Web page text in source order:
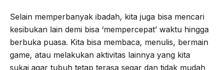
Selain memperbanyak ibadah, kita juga bisa mencari
kesibukan lain demi bisa ‘mempercepat’ waktu hingga
berbuka puasa. Kita bisa membaca, menulis, bermain
game, atau melakukan aktivitas lainnya yang kita
sukai agar tubuh tetap terasa segar dan tidak mudah